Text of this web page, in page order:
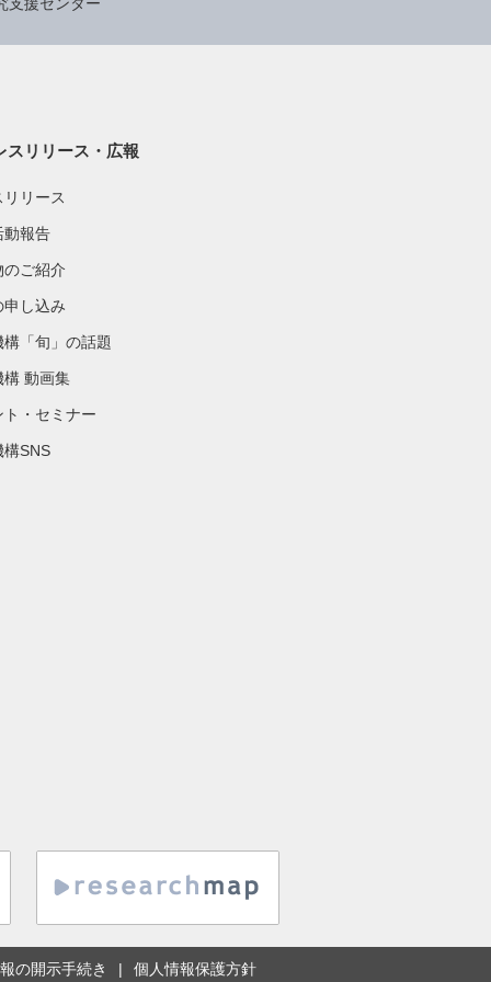
支援センター
スリリース・広報
リース
動報告
のご紹介
申し込み
構「旬」の話題
構 動画集
ト・セミナー
構SNS
の開示手続き 個人情報保護方針